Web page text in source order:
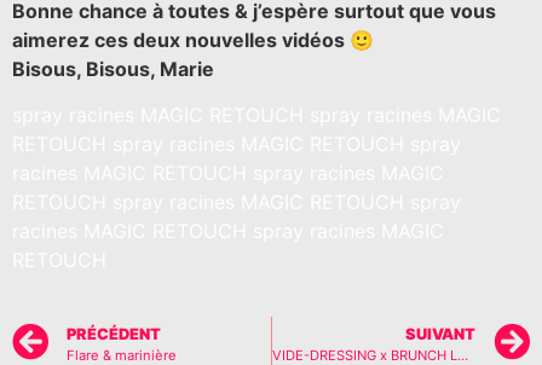
Bonne chance à toutes & j’espère surtout que vous
aimerez ces deux nouvelles vidéos 🙂
Bisous, Bisous, Marie
PRÉCÉDENT
Flare & marinière
SUIVANT
VIDE-DRESSING x BRUNCH LE 5 MARS